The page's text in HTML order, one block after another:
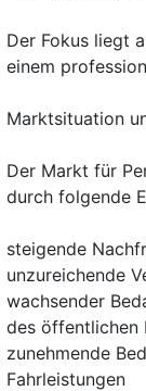
Der Fokus liegt
einem
Marktsituation
Der Markt für
durch folgende
steigende
unzureichende
wachsender
des öffentlichen
zunehmende
Fahrleistungen